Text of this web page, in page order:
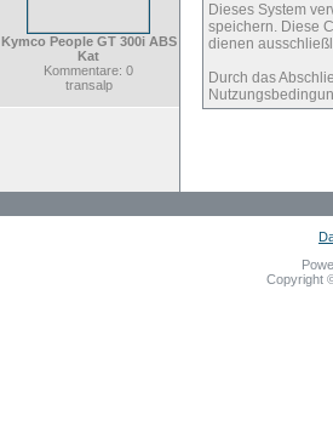
Kymco People GT 300i ABS
Kat
Kommentare: 0
transalp
Dieses System
speichern. Diese
dienen
Durch das
Copyright